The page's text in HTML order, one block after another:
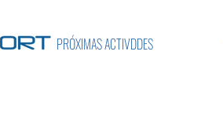
PRÓXIMAS ACTIVDDES